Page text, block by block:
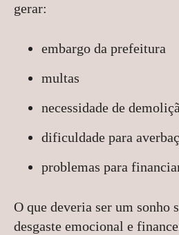
gerar:
embargo da prefeitura
multas
necessidade de
dificuldade para
problemas para
O que deveria ser um sonho
desgaste emocional e